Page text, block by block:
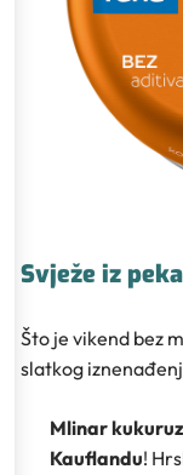
Svježe iz
Što je vikend bez
slatkog
Mlinar
Kauflandu!